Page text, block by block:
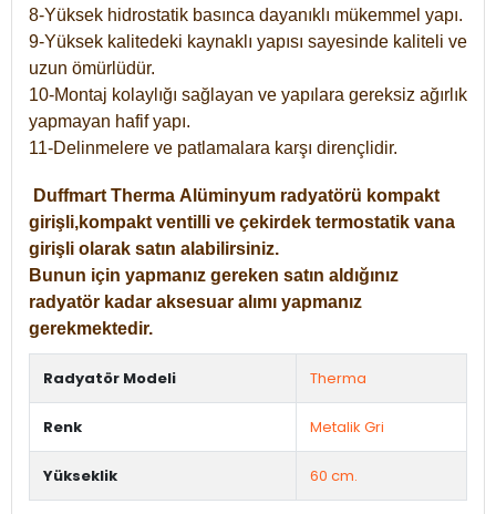
8-Yüksek hidrostatik basınca dayanıklı mükemmel yapı.
9-Yüksek kalitedeki kaynaklı yapısı sayesinde kaliteli ve
uzun ömürlüdür.
10-Montaj kolaylığı sağlayan ve yapılara gereksiz ağırlık
yapmayan hafif yapı.
11-Delinmelere ve patlamalara karşı dirençlidir.
Duffmart Therma Alüminyum radyatörü kompakt
girişli,kompakt ventilli ve çekirdek termostatik vana
girişli olarak satın alabilirsiniz.
Bunun için yapmanız gereken satın aldığınız
radyatör kadar aksesuar alımı yapmanız
gerekmektedir.
Radyatör Modeli Therma
Renk Metalik Gri
Yükseklik 60 cm.